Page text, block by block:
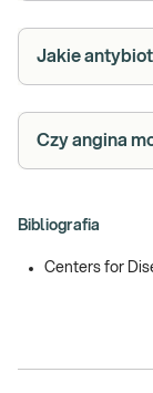
Jakie
Czy angina
Bibliografia
Centers for